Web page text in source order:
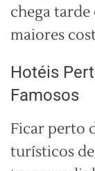
chega
maiores
Hotéis
Famosos
Ficar perto
turísticos